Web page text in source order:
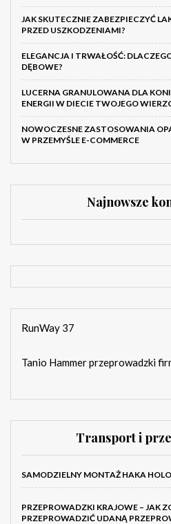
JAK SKUTECZNIE ZABEZPIECZYĆ
PRZED USZKODZENIAMI?
ELEGANCJA I TRWAŁOŚĆ:
DĘBOWE?
LUCERNA GRANULOWANA DLA
ENERGII W DIECIE TWOJEGO
NOWOCZESNE ZASTOSOWANIA
W PRZEMYŚLE E-COMMERCE
Najnowsze
RunWay 37
Tanio Hammer przeprowadzki
Transport i
SAMODZIELNY MONTAŻ HAKA
PRZEPROWADZKI KRAJOWE – JAK
PRZEPROWADZIĆ UDANĄ